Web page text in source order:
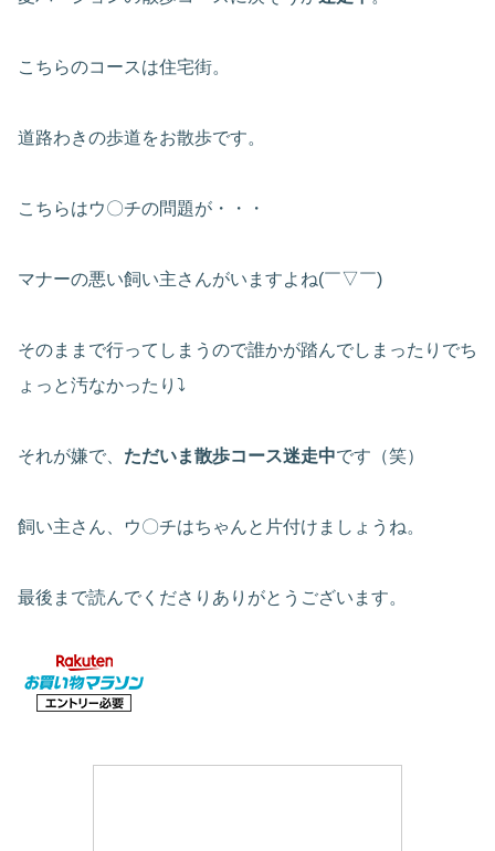
こちらのコースは住宅街。
道路わきの歩道をお散歩です。
こちらはウ〇チの問題が・・・
マナーの悪い飼い主さんがいますよね(￣▽￣)
そのままで行ってしまうので誰かが踏んでしまったりでち
ょっと汚なかったり⤵
それが嫌で、 ただいま散歩コース迷走中です（笑）
飼い主さん、ウ〇チはちゃんと片付けましょうね。
最後まで読んでくださりありがとうございます。